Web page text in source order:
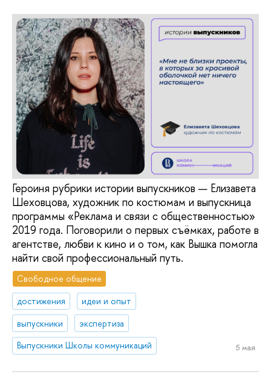
Героиня рубрики истории выпускников — Елизавета
Шеховцова, художник по костюмам и выпускница
программы «Реклама и связи с общественностью»
2019 года. Поговорили о первых съёмках, работе в
агентстве, любви к кино и о том, как Вышка помогла
найти свой профессиональный путь.
Свободное общение
достижения
идеи и опыт
выпускники
экспертиза
Выпускники Школы коммуникаций
5 мая